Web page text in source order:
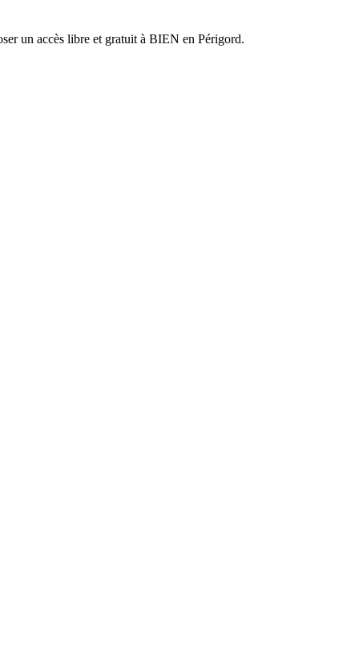
un accès libre et gratuit à BIEN en Périgord.